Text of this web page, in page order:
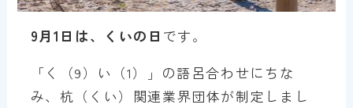
9月1日は、くいの日 です。
「く（9）い（1）」の語呂合わせにちな
み、杭（くい）関連業界団体が制定しまし